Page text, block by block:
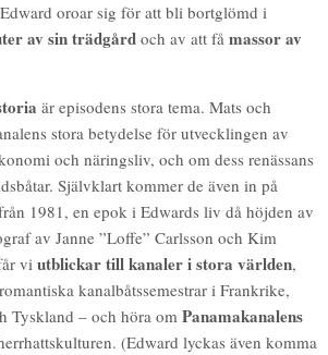
oroar sig för att bli bortglömd i
av sin trädgård och av att få massor av
är episodens stora tema. Mats och
stora betydelse för utvecklingen av
och näringsliv, och om dess renässans
Självklart kommer de även in på
1981, en epok i Edwards liv då höjden av
av Janne ”Loffe” Carlsson och Kim
vi utblickar till kanaler i stora världen,
kanalbåtssemestrar i Frankrike,
Tyskland – och höra om Panamakanalens
(Edward lyckas även komma